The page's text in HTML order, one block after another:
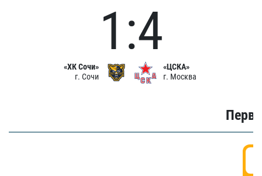
«ХК Сочи»
г. Сочи
1:4
«ЦСКА»
г. Москва